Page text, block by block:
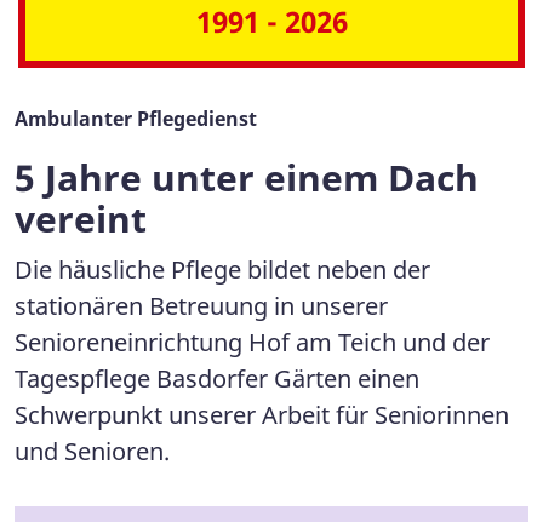
1991 - 2026
Ambulanter Pflegedienst
5 Jahre unter einem Dach
vereint
Die häusliche Pflege bildet neben der
stationären Betreuung in unserer
Senioreneinrichtung Hof am Teich und der
Tagespflege Basdorfer Gärten einen
Schwerpunkt unserer Arbeit für Seniorinnen
und Senioren.